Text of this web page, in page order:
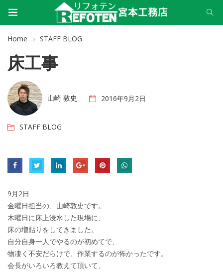
Home STAFF BLOG
床工事
山崎 敦史 2016年9月2日
STAFF BLOG
9月2日
金曜日担当の、山崎敦史です。
木曜日に床上浸水した現場に、
床の増貼りをしてきました。
自分自身一人でやるのが初めてで、
物凄く不安だらけで、作業するのが怖かったです。
会長がいろいろ教えて頂いて、